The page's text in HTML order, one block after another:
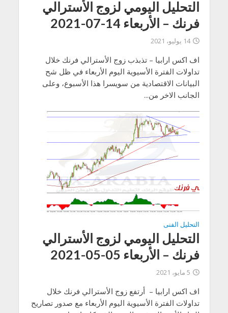
التحليل اليومي لزوج الأسترالي
فرنك – الأربعاء 14-07-2021
14 يوليو، 2021
اف اكس ارابيا – تذبذب زوج الأسترالي فرنك خلال
تداولات الفترة الأسيوية اليوم الأربعاء في ظل شح
البيانات الاقتصادية من سويسرا هذا الأسبوع، وعلى
الجانب الاخر من...
التحليل الفنى
التحليل اليومي لزوج الأسترالي
فرنك – الأربعاء 05-05-2021
5 مايو، 2021
اف اكس ارابيا – أرتفع زوج الأسترالي فرنك خلال
تداولات الفترة الأسيوية اليوم الأربعاء مع صدور تصاريح